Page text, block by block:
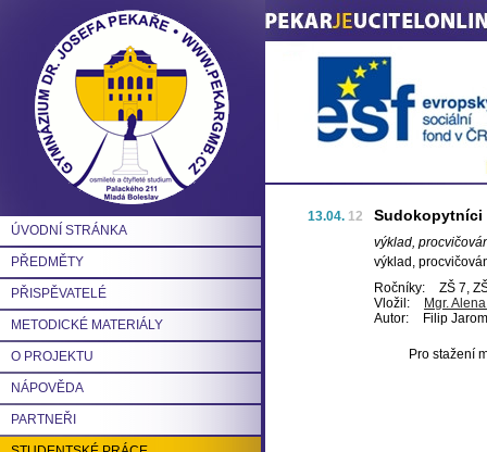
ÚVODNÍ STRÁNKA
PŘEDMĚTY
PŘISPĚVATELÉ
METODICKÉ MATERIÁLY
O PROJEKTU
NÁPOVĚDA
PARTNEŘI
13.04. 12 Sudokopytníci
výklad,
výklad,
Ročníky:
ZŠ 7,
Vložil:
Mgr.
Autor:
Filip
Pro stažení